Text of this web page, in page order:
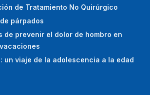
de Tratamiento No Quirúrgico
párpados
de prevenir el dolor de hombro en
un viaje de la adolescencia a la edad